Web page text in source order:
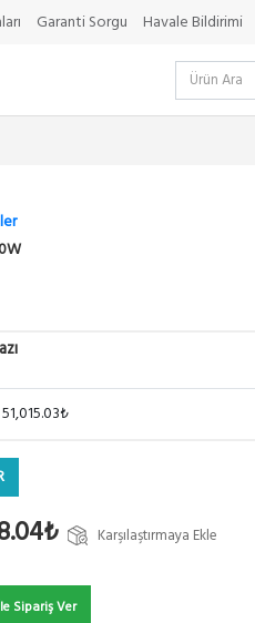
Garanti Sorgu Havale Bildirimi
51,015.03₺
Karşılaştırmaya Ekle
Sipariş Ver